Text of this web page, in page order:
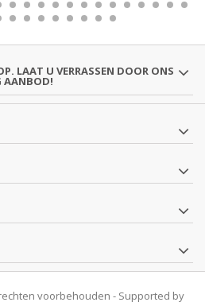
LAAT U VERRASSEN DOOR ONS
AANBOD!
voorbehouden - Supported by